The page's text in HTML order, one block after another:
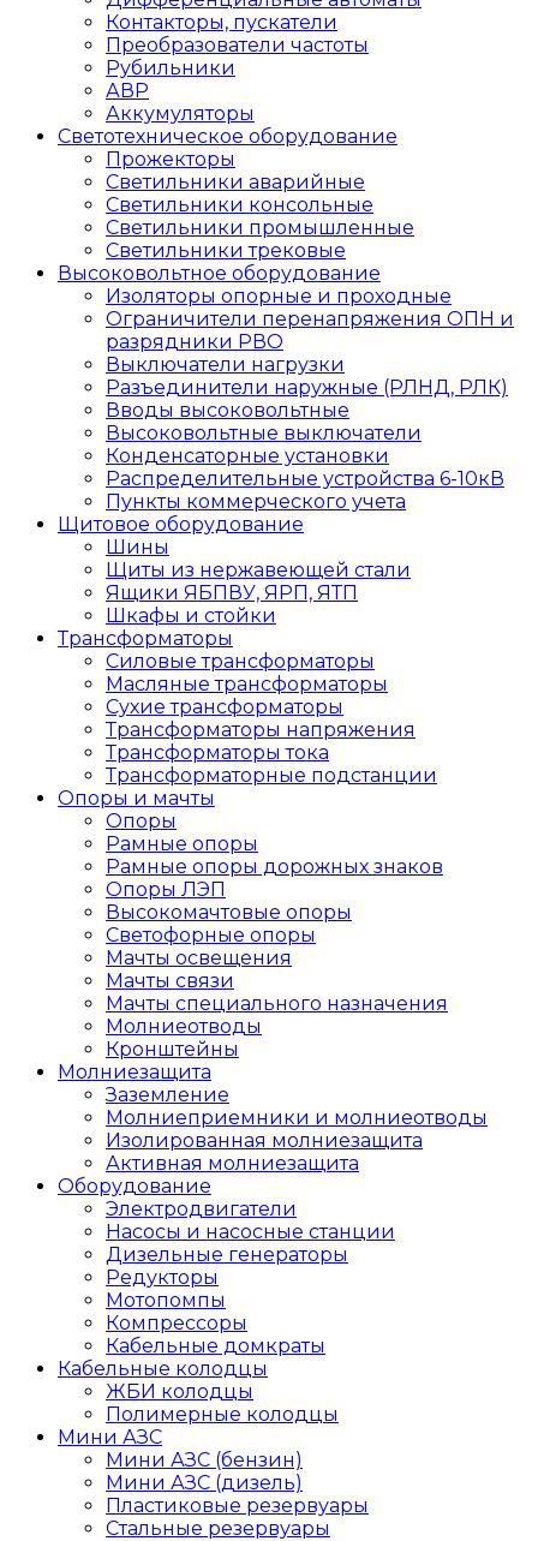
Контакторы, пускатели
Преобразователи частоты
Рубильники
АВР
Аккумуляторы
Светотехническое оборудование
Прожекторы
Светильники аварийные
Светильники консольные
Светильники промышленные
Светильники трековые
Высоковольтное оборудование
Изоляторы опорные и проходные
Ограничители перенапряжения ОПН и
разрядники РВО
Выключатели нагрузки
Разъединители наружные (РЛНД, РЛК)
Вводы высоковольтные
Высоковольтные выключатели
Конденсаторные установки
Распределительные устройства 6-10кВ
Пункты коммерческого учета
Щитовое оборудование
Шины
Щиты из нержавеющей стали
Ящики ЯБПВУ, ЯРП, ЯТП
Шкафы и стойки
Трансформаторы
Силовые трансформаторы
Масляные трансформаторы
Сухие трансформаторы
Трансформаторы напряжения
Трансформаторы тока
Трансформаторные подстанции
Опоры и мачты
Опоры
Рамные опоры
Рамные опоры дорожных знаков
Опоры ЛЭП
Высокомачтовые опоры
Светофорные опоры
Мачты освещения
Мачты связи
Мачты специального назначения
Молниеотводы
Кронштейны
Молниезащита
Заземление
Молниеприемники и молниеотводы
Изолированная молниезащита
Активная молниезащита
Оборудование
Электродвигатели
Насосы и насосные станции
Дизельные генераторы
Редукторы
Мотопомпы
Компрессоры
Кабельные домкраты
Кабельные колодцы
ЖБИ колодцы
Полимерные колодцы
Мини АЗС
Мини АЗС (бензин)
Мини АЗС (дизель)
Пластиковые резервуары
Стальные резервуары